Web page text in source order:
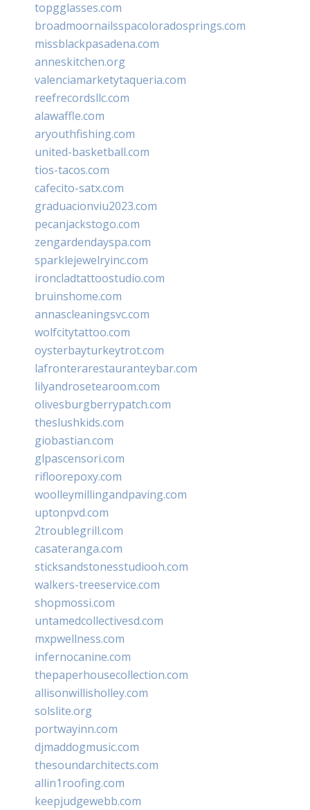
topgglasses.com
broadmoornailsspacoloradosprings.com
missblackpasadena.com
anneskitchen.org
valenciamarketytaqueria.com
reefrecordsllc.com
alawaffle.com
aryouthfishing.com
united-basketball.com
tios-tacos.com
cafecito-satx.com
graduacionviu2023.com
pecanjackstogo.com
zengardendayspa.com
sparklejewelryinc.com
ironcladtattoostudio.com
bruinshome.com
annascleaningsvc.com
wolfcitytattoo.com
oysterbayturkeytrot.com
lafronterarestauranteybar.com
lilyandrosetearoom.com
olivesburgberrypatch.com
theslushkids.com
giobastian.com
glpascensori.com
rifloorepoxy.com
woolleymillingandpaving.com
uptonpvd.com
2troublegrill.com
casateranga.com
sticksandstonesstudiooh.com
walkers-treeservice.com
shopmossi.com
untamedcollectivesd.com
mxpwellness.com
infernocanine.com
thepaperhousecollection.com
allisonwillisholley.com
solslite.org
portwayinn.com
djmaddogmusic.com
thesoundarchitects.com
allin1roofing.com
keepjudgewebb.com